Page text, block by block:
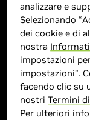
analizzare e
Selezionando
dei cookie e di
nostra
impostazioni
impostazioni”.
facendo clic su
nostriTermini
Per ulteriori